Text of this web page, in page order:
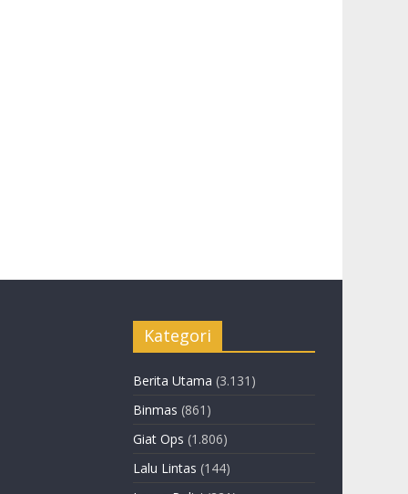
Kategori
Berita Utama (3.131)
Binmas (861)
Giat Ops (1.806)
Lalu Lintas (144)